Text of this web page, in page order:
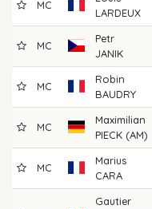
MC
LARDEUX
MC
Petr
JANIK
MC
Robin
BAUDRY
MC
Maximilian
PIECK (AM)
MC
Marius
CARA
Gautier